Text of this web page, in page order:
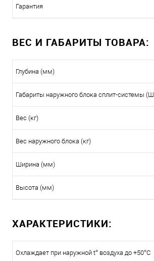
Гарантия
ВЕС И ГАБАРИТЫ ТОВАРА:
Глубина (мм)
Габариты наружного блока сплит-системы
Вес (кг)
Вес наружного блока (кг)
Ширина (мм)
Высота (мм)
ХАРАКТЕРИСТИКИ:
Охлаждает при наружной t° воздуха до +50°C